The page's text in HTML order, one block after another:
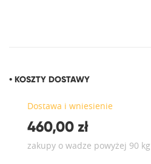
• KOSZTY DOSTAWY
Dostawa i wniesienie
460,00 zł
zakupy o wadze powyżej 90 kg